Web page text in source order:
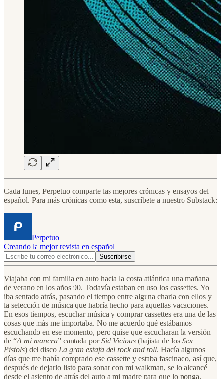
Cada lunes, Perpetuo comparte las mejores crónicas y ensayos del
español. Para más crónicas como esta, suscríbete a nuestro Substack:
Perpetuo
Creando la mejor revista en español
Viajaba con mi familia en auto hacia la costa atlántica una mañana
de verano en los años 90. Todavía estaban en uso los cassettes. Yo
iba sentado atrás, pasando el tiempo entre alguna charla con ellos y
la selección de música que habría hecho para aquellas vacaciones.
En esos tiempos, escuchar música y comprar cassettes era una de las
cosas que más me importaba. No me acuerdo qué estábamos
escuchando en ese momento, pero quise que escucharan la versión
de “A mi manera” cantada porSid Vicious (bajista de los Sex
Pistols) del disco La gran estafa del rock and roll. Hacía algunos
días que me había comprado ese cassette y estaba fascinado, así que,
después de dejarlo listo para sonar con mi walkman, se lo alcancé
desde el asiento de atrás del auto a mi madre para que lo ponga.